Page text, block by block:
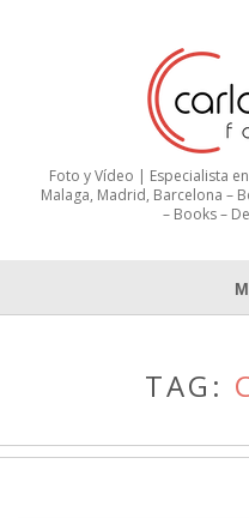
Foto y Vídeo | Especialista
Malaga, Madrid, Barcelona –
– Books –
TAG: